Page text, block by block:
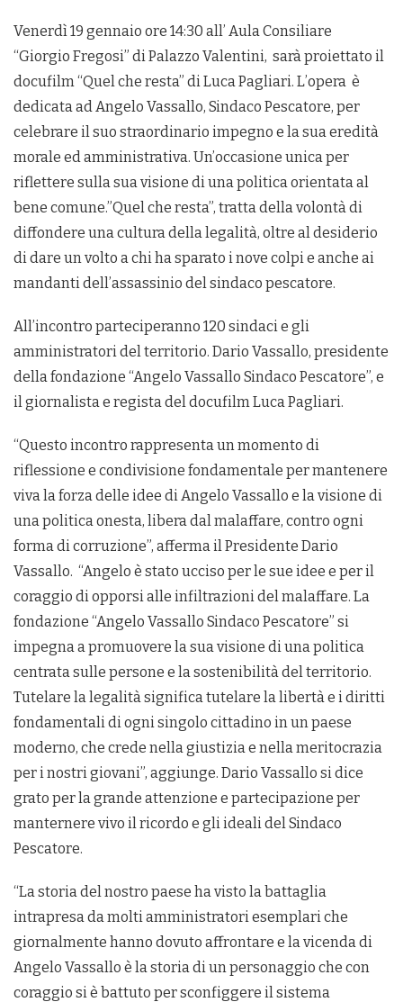
Venerdì 19 gennaio ore 14:30 all’ Aula Consiliare
“Giorgio Fregosi” di Palazzo Valentini, sarà proiettato il
docufilm “Quel che resta” di Luca Pagliari. L’opera è
dedicata ad Angelo Vassallo, Sindaco Pescatore, per
celebrare il suo straordinario impegno e la sua eredità
morale ed amministrativa. Un’occasione unica per
riflettere sulla sua visione di una politica orientata al
bene comune.”Quel che resta”, tratta della volontà di
diffondere una cultura della legalità, oltre al desiderio
di dare un volto a chi ha sparato i nove colpi e anche ai
mandanti dell’assassinio del sindaco pescatore.
All’incontro parteciperanno 120 sindaci e gli
amministratori del territorio. Dario Vassallo, presidente
della fondazione “Angelo Vassallo Sindaco Pescatore”, e
il giornalista e regista del docufilm Luca Pagliari.
“Questo incontro rappresenta un momento di
riflessione e condivisione fondamentale per mantenere
viva la forza delle idee di Angelo Vassallo e la visione di
una politica onesta, libera dal malaffare, contro ogni
forma di corruzione”, afferma il Presidente Dario
Vassallo. “Angelo è stato ucciso per le sue idee e per il
coraggio di opporsi alle infiltrazioni del malaffare. La
fondazione “Angelo Vassallo Sindaco Pescatore” si
impegna a promuovere la sua visione di una politica
centrata sulle persone e la sostenibilità del territorio.
Tutelare la legalità significa tutelare la libertà e i diritti
fondamentali di ogni singolo cittadino in un paese
moderno, che crede nella giustizia e nella meritocrazia
per i nostri giovani”, aggiunge. Dario Vassallo si dice
grato per la grande attenzione e partecipazione per
manternere vivo il ricordo e gli ideali del Sindaco
Pescatore.
“La storia del nostro paese ha visto la battaglia
intrapresa da molti amministratori esemplari che
giornalmente hanno dovuto affrontare e la vicenda di
Angelo Vassallo è la storia di un personaggio che con
coraggio si è battuto per sconfiggere il sistema